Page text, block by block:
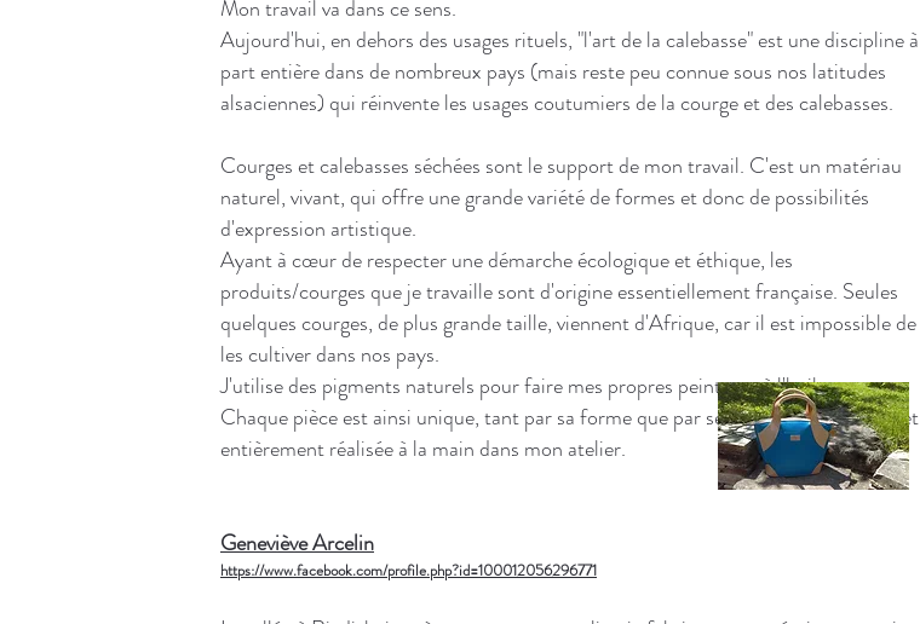
Mon travail va dans ce sens.
Aujourd'hui, en dehors des usages rituels, "l'art de la calebasse" est une discipline à
part entière dans de nombreux pays (mais reste peu connue sous nos latitudes
alsaciennes) qui réinvente les usages coutumiers de la courge et des calebasses.
Courges et calebasses séchées sont le support de mon travail. C'est un matériau
naturel, vivant, qui offre une grande variété de formes et donc de possibilités
d'expression artistique.
Ayant à cœur de respecter une démarche écologique et éthique, les
produits/courges que je travaille sont d'origine essentiellement française. Seules
quelques courges, de plus grande taille, viennent d'Afrique, car il est impossible de
les cultiver dans nos pays.
J'utilise des pigments naturels pour faire mes propres peintures à l'huile.
Chaque pièce est ainsi unique, tant par sa forme que par ses couleurs et motifs, et
entièrement réalisée à la main dans mon atelier.
Geneviève Arcelin
https://www.facebook.com/profile.php?id=100012056296771